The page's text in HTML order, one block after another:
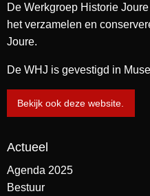
De Werkgroep Historie
het verzamelen en
Joure.
De WHJ is gevestigd in
Bekijk ook deze website.
Actueel
Agenda 2025
Bestuur